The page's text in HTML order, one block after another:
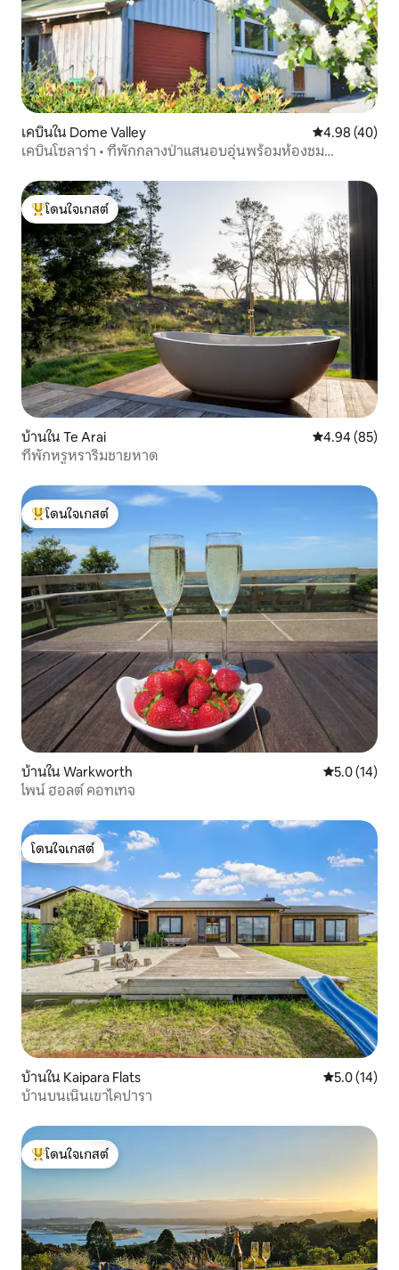
เคบินใน Dome Valley คะแนนเฉลี่ย
4.98 (40)
เคบินโซลาร่า • ที่พักกลางป่าแสนอบอุ่นพร้อมห้องชม
โดนใจเกสต์ที่สุด
โดนใจเกสต์
บ้านใน Te Arai คะแนนเฉลี่ย
4.94 (85)
ที่พักหรูหราริมชายหาด
โดนใจเกสต์ที่สุด
โดนใจเกสต์
บ้านใน Warkworth คะแนนเฉลี่ย
5.0 (14)
ไพน์ ฮอลต์ คอทเทจ
โดนใจเกสต์
โดนใจเกสต์
บ้านใน Kaipara Flats คะแนนเฉลี่ย
5.0 (14)
บ้านบนเนินเขาไคปารา
โดนใจเกสต์ที่สุด
โดนใจเกสต์